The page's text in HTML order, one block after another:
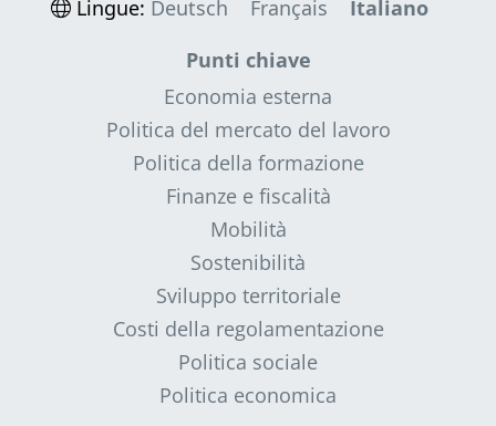
Lingue: Deutsch Français
Italiano
Punti chiave
Economia esterna
Politica del mercato del lavoro
Politica della formazione
Finanze e fiscalità
Mobilità
Sostenibilità
Sviluppo territoriale
Costi della regolamentazione
Politica sociale
Politica economica